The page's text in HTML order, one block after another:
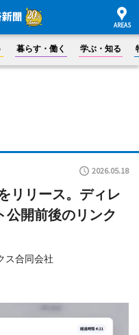
暮らす・働く 学ぶ・知る
2026.05.18
リリース。ディレ
公開前後のリンク
ス合同会社